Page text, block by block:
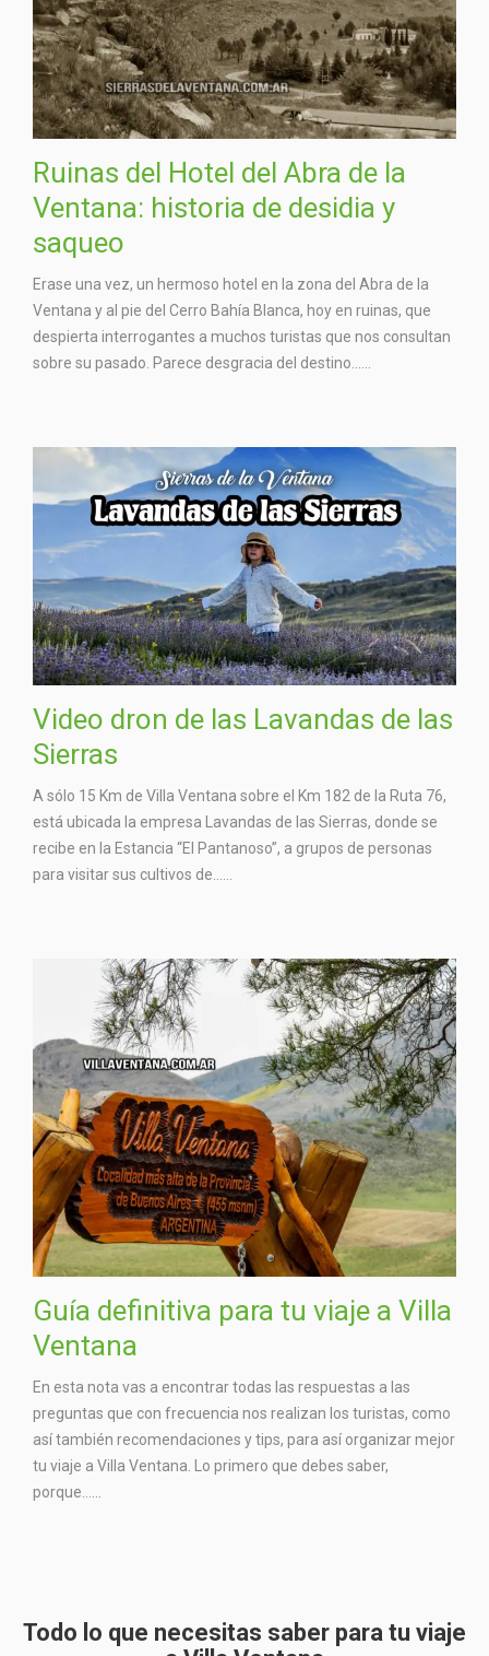
Ruinas del Hotel del Abra de la
Ventana: historia de desidia y
saqueo
Erase una vez, un hermoso hotel en la zona del Abra de la
Ventana y al pie del Cerro Bahía Blanca, hoy en ruinas, que
despierta interrogantes a muchos turistas que nos consultan
sobre su pasado. Parece desgracia del destino…...
Video dron de las Lavandas de las
Sierras
A sólo 15 Km de Villa Ventana sobre el Km 182 de la Ruta 76,
está ubicada la empresa Lavandas de las Sierras, donde se
recibe en la Estancia “El Pantanoso”, a grupos de personas
para visitar sus cultivos de…...
Guía definitiva para tu viaje a Villa
Ventana
En esta nota vas a encontrar todas las respuestas a las
preguntas que con frecuencia nos realizan los turistas, como
así también recomendaciones y tips, para así organizar mejor
tu viaje a Villa Ventana. Lo primero que debes saber,
porque…...
Todo lo que necesitas saber para tu viaje